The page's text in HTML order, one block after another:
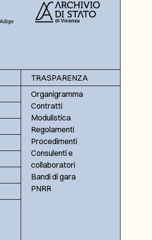
TRASPARENZA
Organigramma
Contratti
Modulistica
Regolamenti
Procedimenti
Consulenti e
collaboratori
Bandi di gara
PNRR